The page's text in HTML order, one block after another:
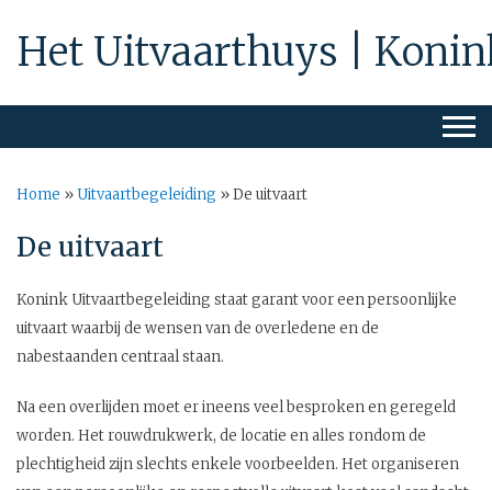
Het Uitvaarthuys |
Home »Uitvaartbegeleiding »De uitvaart
De uitvaart
Konink Uitvaartbegeleiding staat garant voor een persoonlijke
uitvaart waarbij de wensen van de overledene en de
nabestaanden centraal staan.
Na een overlijden moet er ineens veel besproken en geregeld
worden. Het rouwdrukwerk, de locatie en alles rondom de
plechtigheid zijn slechts enkele voorbeelden. Het organiseren